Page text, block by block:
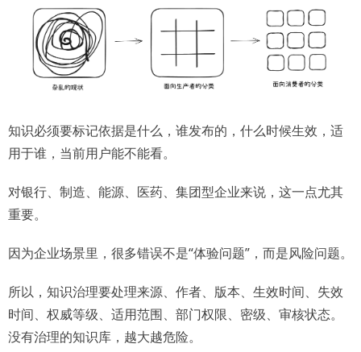
知识必须要标记依据是什么，谁发布的，什么时候生效，适
用于谁，当前用户能不能看。
对银行、制造、能源、医药、集团型企业来说，这一点尤其
重要。
因为企业场景里，很多错误不是“体验问题”，而是风险问题。
所以，知识治理要处理来源、作者、版本、生效时间、失效
时间、权威等级、适用范围、部门权限、密级、审核状态。
没有治理的知识库，越大越危险。